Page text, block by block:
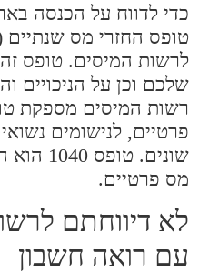
כדי לדווח על הכנסה
לרשות המיסים. טופס
שלכם וכן על הניכויים
רשות המיסים מספקת
פרטיים, לנישומים
שונים.
מס פרטיים.
לא דיווחתם
עם רואה חשבון